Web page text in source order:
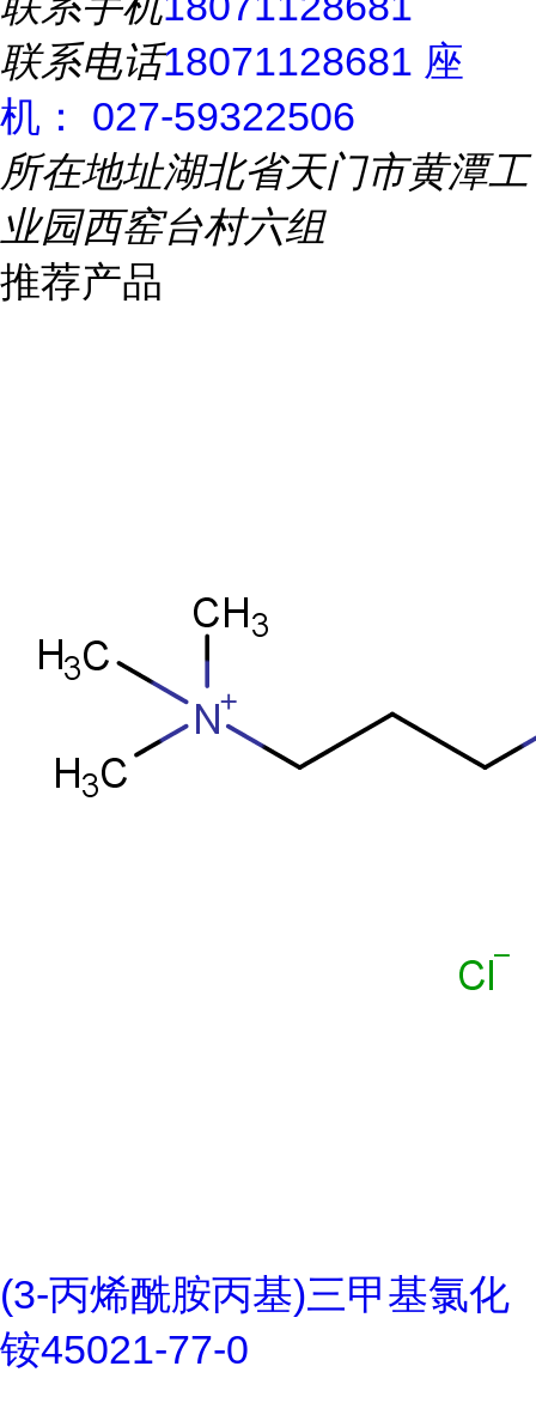
联系电话18071128681 座
机： 027-59322506
所在地址湖北省天门市黄潭工
业园西窑台村六组
推荐产品
(3-丙烯酰胺丙基)三甲基氯化
铵45021-77-0